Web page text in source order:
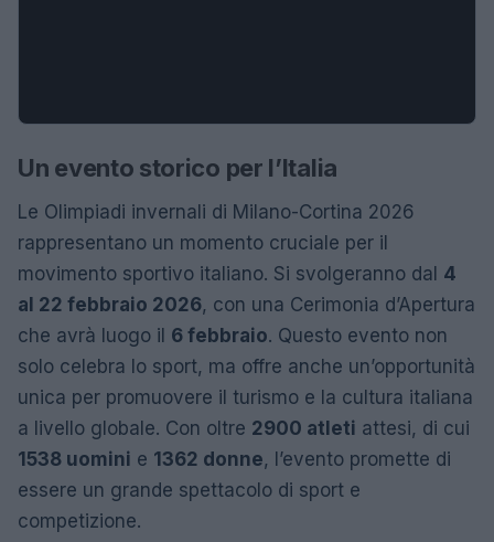
Un evento storico per l’Italia
Le Olimpiadi invernali di Milano-Cortina 2026
rappresentano un momento cruciale per il
movimento sportivo italiano. Si svolgeranno dal 4
al 22 febbraio 2026, con una Cerimonia d’Apertura
che avrà luogo il 6 febbraio. Questo evento non
solo celebra lo sport, ma offre anche un’opportunità
unica per promuovere il turismo e la cultura italiana
a livello globale. Con oltre 2900 atleti attesi, di cui
1538 uomini e 1362 donne, l’evento promette di
essere un grande spettacolo di sport e
competizione.